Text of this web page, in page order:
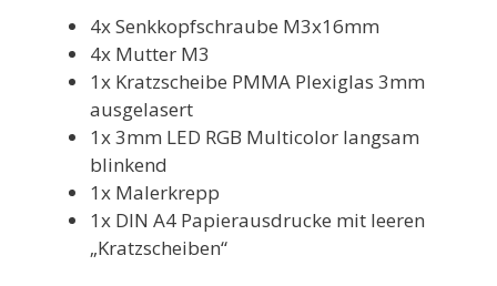
4x Senkkopfschraube M3x16mm
4x Mutter M3
1x Kratzscheibe PMMA Plexiglas 3mm
ausgelasert
1x 3mm LED RGB Multicolor langsam
blinkend
1x Malerkrepp
1x DIN A4 Papierausdrucke mit leeren
„Kratzscheiben“